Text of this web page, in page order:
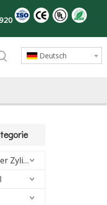
Deutsch
Pneumatischer Zylinder